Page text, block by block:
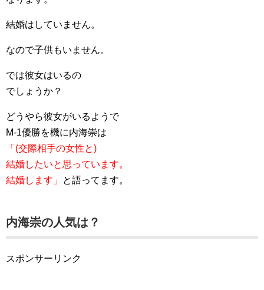
結婚はしていません。
なので子供もいません。
では彼女はいるの
でしょうか？
どうやら彼女がいるようで
M-1優勝を機に内海崇は
「(交際相手の女性と)
結婚したいと思っています。
結婚します」
と語ってます。
内海崇の人気は？
スポンサーリンク